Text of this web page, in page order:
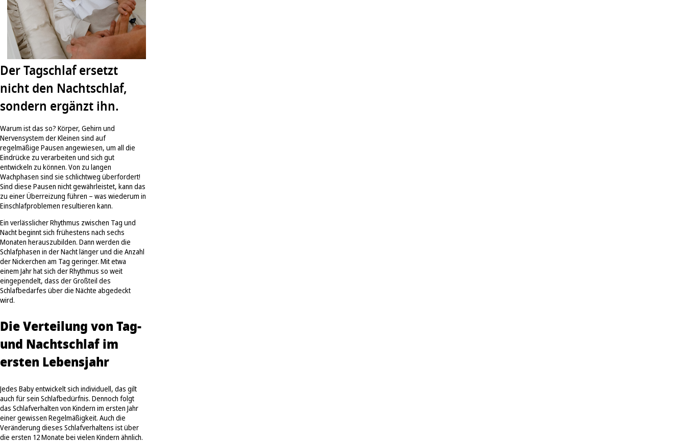
Der Tagschlaf ersetzt
nicht den Nachtschlaf,
sondern ergänzt ihn.
Warum ist das so? Körper, Gehirn und
Nervensystem der Kleinen sind auf
regelmäßige Pausen angewiesen, um all die
Eindrücke zu verarbeiten und sich gut
entwickeln zu können. Von zu langen
Wachphasen sind sie schlichtweg überfordert!
Sind diese Pausen nicht gewährleistet, kann das
zu einer Überreizung führen – was wiederum in
Einschlafproblemen resultieren kann.
Ein verlässlicher Rhythmus zwischen Tag und
Nacht beginnt sich frühestens nach sechs
Monaten herauszubilden. Dann werden die
Schlafphasen in der Nacht länger und die Anzahl
der Nickerchen am Tag geringer. Mit etwa
einem Jahr hat sich der Rhythmus so weit
eingependelt, dass der Großteil des
Schlafbedarfes über die Nächte abgedeckt
wird.
Die Verteilung von Tag-
und Nachtschlaf im
ersten Lebensjahr
Jedes Baby entwickelt sich individuell, das gilt
auch für sein Schlafbedürfnis. Dennoch folgt
das Schlafverhalten von Kindern im ersten Jahr
einer gewissen Regelmäßigkeit. Auch die
Veränderung dieses Schlafverhaltens ist über
die ersten 12 Monate bei vielen Kindern ähnlich.